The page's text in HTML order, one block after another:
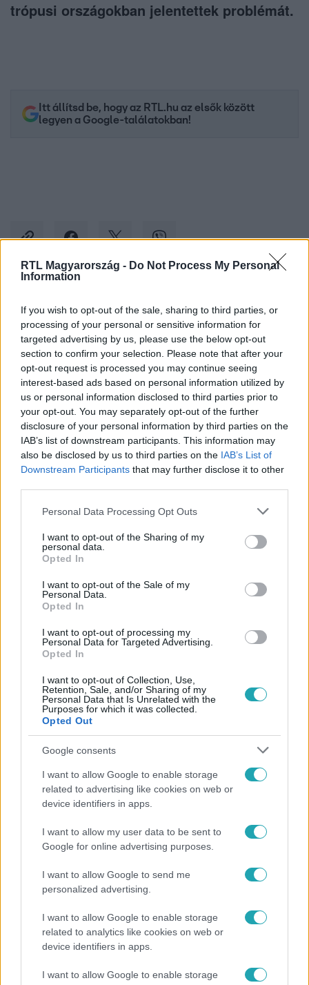
RTL Magyarország - Do Not Process My Personal
Information
If you wish to opt-out of the sale, sharing to third parties, or
processing of your personal or sensitive information for
targeted advertising by us, please use the below opt-out
section to confirm your selection. Please note that after your
opt-out request is processed you may continue seeing
interest-based ads based on personal information utilized by
us or personal information disclosed to third parties prior to
your opt-out. You may separately opt-out of the further
disclosure of your personal information by third parties on the
IAB’s list of downstream participants. This information may
also be disclosed by us to third parties on the IAB’s List of
Downstream Participants that may further disclose it to other
Please note that this website/app uses one or more Google
not limited to your visit or usage behaviour. You may click to
grant or deny consent to Google and its third-party tags to
use your data for below specified purposes in below Google
consent section.
Personal Data Processing Opt Outs
I want to opt-out of the Sharing of my
personal data.
Opted In
I want to opt-out of the Sale of my
Personal Data.
Opted In
I want to opt-out of processing my
Personal Data for Targeted Advertising.
Opted In
I want to opt-out of Collection, Use,
Retention, Sale, and/or Sharing of my
Personal Data that Is Unrelated with the
Purposes for which it was collected.
Opted Out
Google consents
I want to allow Google to enable storage
related to advertising like cookies on web or
device identifiers in apps.
I want to allow my user data to be sent to
Google for online advertising purposes.
I want to allow Google to send me
personalized advertising.
I want to allow Google to enable storage
related to analytics like cookies on web or
device identifiers in apps.
I want to allow Google to enable storage
trópusi országokban jelentettek problémát.
Itt állítsd be, hogy az RTL.hu az elsők között
legyen a Google-találatokban!
Facebookon is!
Követem
EGÉSZSÉG
#WELLNESS #BETEGSÉG # ORVOSI TANÁCS
CHIKUNGUNYA-LÁZ
SZÚNYOGRIASZTÓ # DENGUE-LÁZ BAKTÉRIUMOK
VÍZPART
Népszerű
Bódi Guszti és Margó büszkén jelentették be:
megvan a család első diplomása